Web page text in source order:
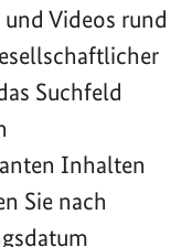
Videos rund
Suchfeld
Inhalten
Sie nach